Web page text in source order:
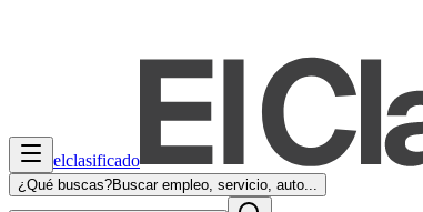
elclasificado
¿Qué buscas?Buscar empleo, servicio, auto...